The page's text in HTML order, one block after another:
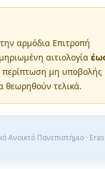
αρμόδια Επιτροπή
αιτιολογία
περίπτωση μη υποβολής
θεωρηθούν τελικά.
Ανοικτό Πανεπιστήμιο ·